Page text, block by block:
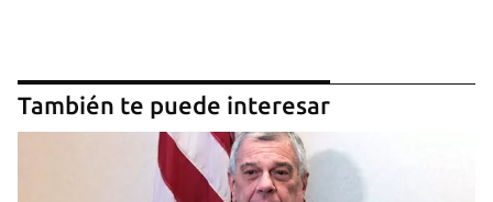
También te puede interesar